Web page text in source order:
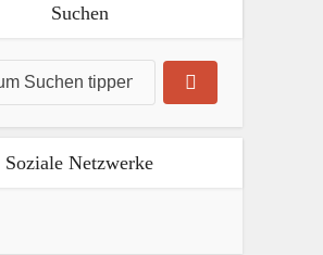
Suchen
Soziale Netzwerke